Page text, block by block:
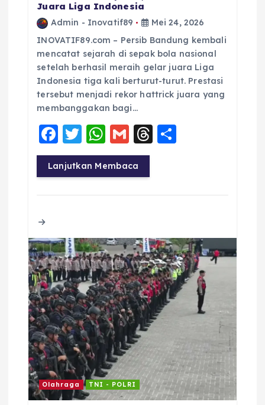
Juara Liga Indonesia
Admin - Inovatif89
Mei 24, 2026
INOVATIF89.com – Persib Bandung kembali
mencatat sejarah di sepak bola nasional
setelah berhasil meraih gelar juara Liga
Indonesia tiga kali berturut-turut. Prestasi
tersebut menjadi rekor hattrick juara yang
membanggakan bagi…
F
a
c
e
o
k
T
w
it
te
W
h
a
ts
p
G
m
ai
l
T
a re
Lanjutkan Membaca
Olahraga TNI - POLRI